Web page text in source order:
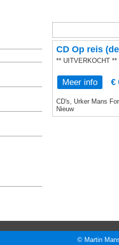
CD Op reis
** UITVERKOCHT **
Meer info €
CD's, Urker Mans
Nieuw
© Martin